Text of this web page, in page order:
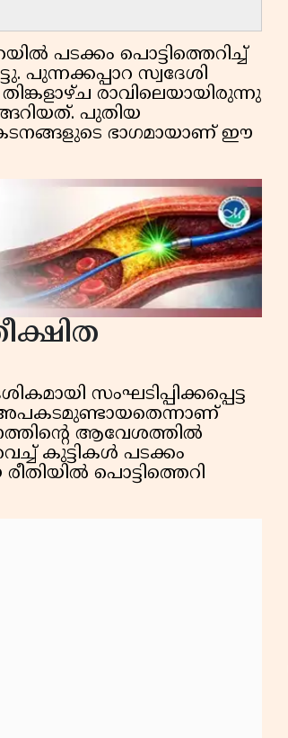
പടക്കം പൊട്ടിത്തെറിച്ച്
സ്വദേശി
രാവിലെയായിരുന്നു
പുതിയ
ഭാഗമായാണ് ഈ
സംഘടിപ്പിക്കപ്പെട്ട
ആവേശത്തിൽ
കുട്ടികൾ പടക്കം
പൊട്ടിത്തെറി